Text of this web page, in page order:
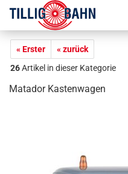
« Erster
« zurück
26Artikel in dieser Kategorie
Matador Kastenwagen